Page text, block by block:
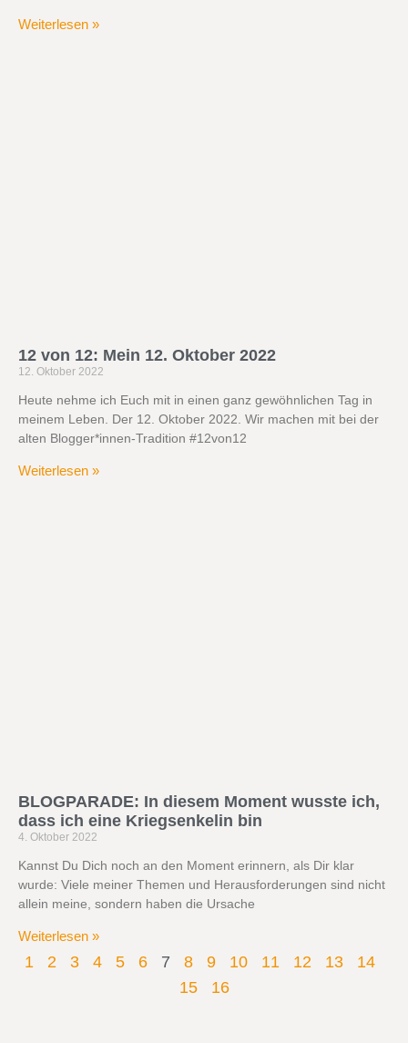
Weiterlesen »
12 von 12: Mein 12. Oktober 2022
12. Oktober 2022
Heute nehme ich Euch mit in einen ganz gewöhnlichen Tag in
meinem Leben. Der 12. Oktober 2022. Wir machen mit bei der
alten Blogger*innen-Tradition #12von12
Weiterlesen »
BLOGPARADE: In diesem Moment wusste ich,
dass ich eine Kriegsenkelin bin
4. Oktober 2022
Kannst Du Dich noch an den Moment erinnern, als Dir klar
wurde: Viele meiner Themen und Herausforderungen sind nicht
allein meine, sondern haben die Ursache
Weiterlesen »
1 2 3 4 5 6 7 8 9 10 11 12 13
14
15
16